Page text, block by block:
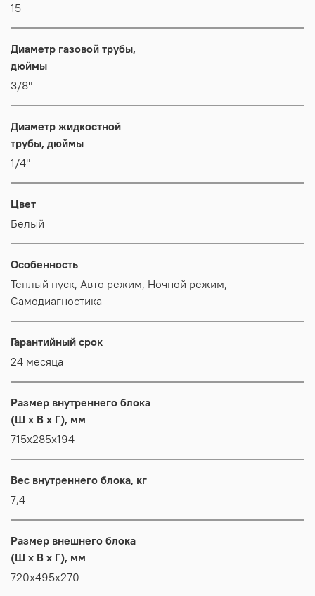
15
Диаметр газовой трубы,
дюймы
3/8"
Диаметр жидкостной
трубы, дюймы
1/4"
Цвет
Белый
Особенность
Теплый пуск, Авто режим, Ночной режим,
Самодиагностика
Гарантийный срок
24 месяца
Размер внутреннего блока
(Ш x В x Г), мм
715x285x194
Вес внутреннего блока, кг
7,4
Размер внешнего блока
(Ш x В x Г), мм
720x495x270